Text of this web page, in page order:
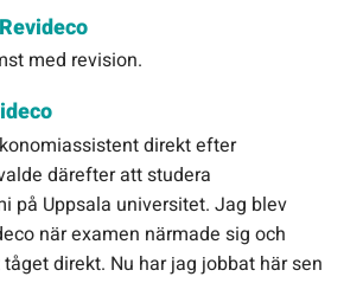
med revision.
direkt efter
därefter att studera
på Uppsala universitet. Jag blev
när examen närmade sig och
direkt. Nu har jag jobbat här sen